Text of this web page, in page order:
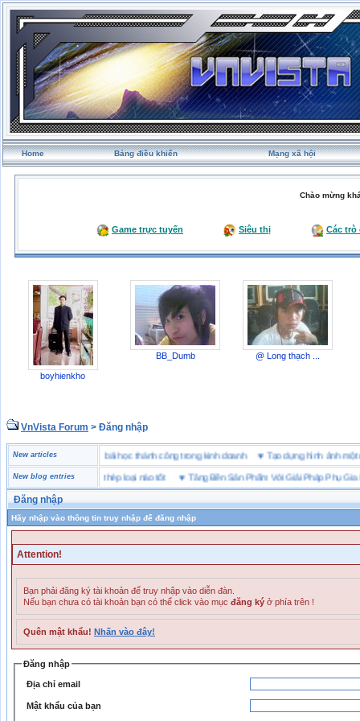
Home Bảng điều khiển Mạng xã hội
Chào mừng
Game trực tuyến Siêu thị Các trò
boyhienkho
BB_Dumb @ Long thạch ...
VnVista Forum > Đăng nhập
New articles
biệt” của Microsoft ♥4 bài học thành công trong kinh doanh ♥Tạo dựng hình
New blog entries
hộ lót Kevlar và lót thép loại nào tốt♥ Tăng Bền Sản Phẩm Với Giải Pháp Phụ Gia
Đăng nhập
Hãy nhập vào thông tin truy nhập để đăng nhập
Attention!
Bạn phải đăng ký tài khoản để truy nhập vào diễn đàn.
Nếu bạn chưa có tài khoản bạn có thể click vào mục đăng ký ở phía trên !
Quên mật khẩu! Nhấn vào đây!
Đăng nhập
Địa chỉ email
Mật khẩu của bạn